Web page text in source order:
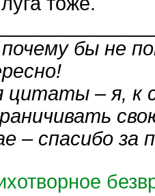
бы не
цитаты – я, к
– спасибо за